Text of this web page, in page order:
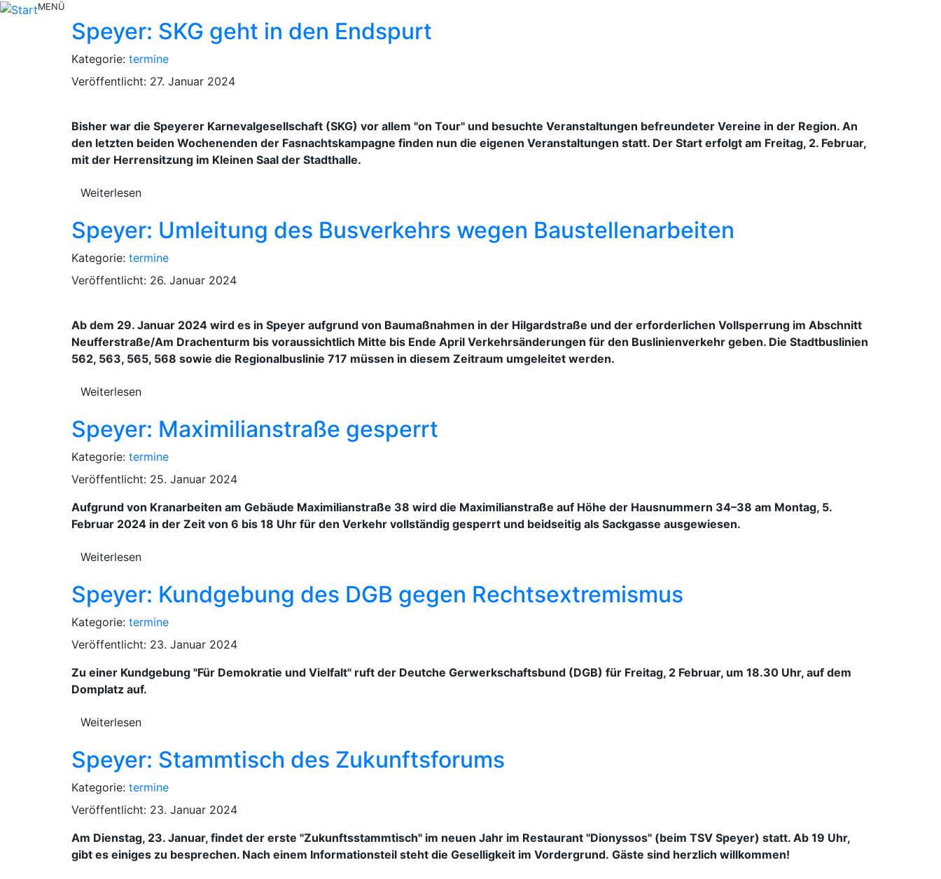
MENÜ
Speyer: SKG geht in den Endspurt
Kategorie: termine
Veröffentlicht: 27. Januar 2024
Bisher war die Speyerer Karnevalgesellschaft (SKG) vor allem "on Tour" und besuchte Veranstaltungen befreundeter Vereine in der Region. An
den letzten beiden Wochenenden der Fasnachtskampagne finden nun die eigenen Veranstaltungen statt. Der Start erfolgt am Freitag, 2. Februar,
mit der Herrensitzung im Kleinen Saal der Stadthalle.
Weiterlesen
Speyer: Umleitung des Busverkehrs wegen Baustellenarbeiten
Kategorie: termine
Veröffentlicht: 26. Januar 2024
Ab dem 29. Januar 2024 wird es in Speyer aufgrund von Baumaßnahmen in der Hilgardstraße und der erforderlichen Vollsperrung im Abschnitt
Neufferstraße/Am Drachenturm bis voraussichtlich Mitte bis Ende April Verkehrsänderungen für den Buslinienverkehr geben. Die Stadtbuslinien
562, 563, 565, 568 sowie die Regionalbuslinie 717 müssen in diesem Zeitraum umgeleitet werden.
Weiterlesen
Speyer: Maximilianstraße gesperrt
Kategorie: termine
Veröffentlicht: 25. Januar 2024
Aufgrund von Kranarbeiten am Gebäude Maximilianstraße 38 wird die Maximilianstraße auf Höhe der Hausnummern 34–38 am Montag, 5.
Februar 2024 in der Zeit von 6 bis 18 Uhr für den Verkehr vollständig gesperrt und beidseitig als Sackgasse ausgewiesen.
Weiterlesen
Speyer: Kundgebung des DGB gegen Rechtsextremismus
Kategorie: termine
Veröffentlicht: 23. Januar 2024
Zu einer Kundgebung "Für Demokratie und Vielfalt" ruft der Deutche Gerwerkschaftsbund (DGB) für Freitag, 2 Februar, um 18.30 Uhr, auf dem
Domplatz auf.
Weiterlesen
Speyer: Stammtisch des Zukunftsforums
Kategorie: termine
Veröffentlicht: 23. Januar 2024
Am Dienstag, 23. Januar, findet der erste "Zukunftsstammtisch" im neuen Jahr im Restaurant "Dionyssos" (beim TSV Speyer) statt. Ab 19 Uhr,
gibt es einiges zu besprechen. Nach einem Informationsteil steht die Geselligkeit im Vordergrund. Gäste sind herzlich willkommen!